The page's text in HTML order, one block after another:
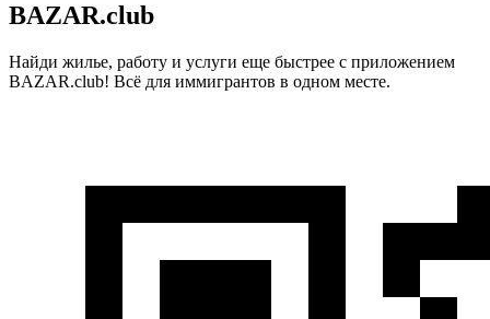
BAZAR.club
Найди жилье, работу и услуги еще быстрее с приложением
BAZAR.club! Всё для иммигрантов в одном месте.